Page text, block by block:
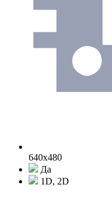
640x480
Да
1D, 2D